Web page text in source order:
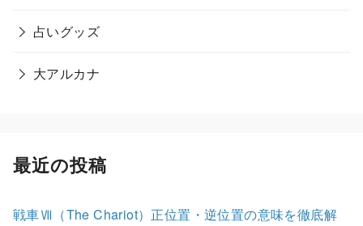
占いグッズ
大アルカナ
最近の投稿
戦車Ⅶ（The Chariot）正位置・逆位置の意味を徹底解